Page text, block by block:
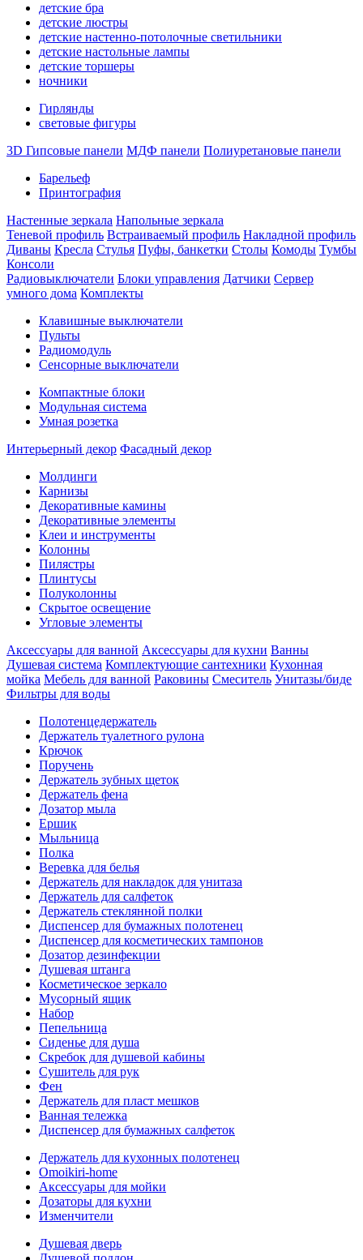
детские бра
детские люстры
детские настенно-потолочные светильники
детские настольные лампы
детские торшеры
ночники
Гирлянды
световые фигуры
3D Гипсовые панели МДФ панели Полиуретановые панели
Барельеф
Принтография
Настенные зеркала Напольные зеркала
Теневой профиль Встраиваемый профиль Накладной профиль
Диваны Кресла Стулья Пуфы, банкетки Столы Комоды Тумбы
Консоли
Радиовыключатели Блоки управления Датчики Сервер
умного дома Комплекты
Клавишные выключатели
Пульты
Радиомодуль
Сенсорные выключатели
Компактные блоки
Модульная система
Умная розетка
Интерьерный декор Фасадный декор
Молдинги
Карнизы
Декоративные камины
Декоративные элементы
Клеи и инструменты
Колонны
Пилястры
Плинтусы
Полуколонны
Скрытое освещение
Угловые элементы
Аксессуары для ванной Аксессуары для кухни Ванны
Душевая система Комплектующие сантехники Кухонная
мойка Мебель для ванной Раковины Смеситель Унитазы/биде
Фильтры для воды
Полотенцедержатель
Держатель туалетного рулона
Крючок
Поручень
Держатель зубных щеток
Держатель фена
Дозатор мыла
Eршик
Мыльница
Полка
Веревка для белья
Держатель для накладок для унитаза
Держатель для салфеток
Держатель стеклянной полки
Диспенсер для бумажных полотенец
Диспенсер для косметических тампонов
Дозатор дезинфекции
Душевая штанга
Косметическое зеркало
Мусорный ящик
Набор
Пепельница
Сиденье для душа
Скребок для душевой кабины
Сушитель для рук
Фен
Держатель для пласт мешков
Ванная тележка
Диспенсер для бумажных салфеток
Держатель для кухонных полотенец
Omoikiri-home
Аксессуары для мойки
Дозаторы для кухни
Изменчители
Душевая дверь